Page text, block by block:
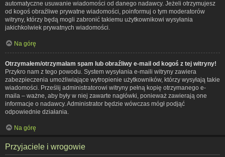
automatyczne usuwanie wiadomości od danego nadawcy. Jeżeli otrzymujesz
od kogoś obraźliwe prywatne wiadomości, poinformuj o tym moderatorów
witryny, którzy będą mogli zabronić takiemu użytkownikowi wysyłania
jakichkolwiek prywatnych wiadomości.
Na górę
Otrzymałem/otrzymałam spam lub obraźliwy e-mail od kogoś z tej witryny!
Przykro nam z tego powodu. System wysyłania e-maili witryny zawiera
zabezpieczenia umożliwiające wytropienie użytkowników, którzy wysyłają takie
wiadomości. Prześlij administratorowi witryny pełną kopię otrzymanego e-
maila – ważne, aby były w niej zawarte nagłówki, ponieważ zawierają one
informacje o nadawcy. Administrator będzie wówczas mógł podjąć
odpowiednie działania.
Na górę
Przyjaciele i wrogowie